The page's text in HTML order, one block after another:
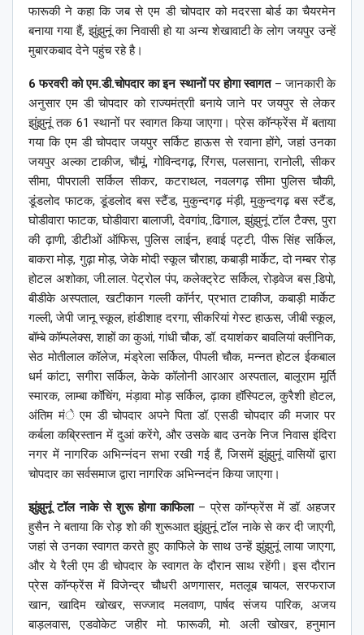
फारूकी ने कहा कि जब से एम डी चोपदार को मदरसा बोर्ड का चैयरमेन
बनाया गया हैं, झुंझुनूं का निवासी हो या अन्य शेखावाटी के लोग जयपुर उन्हें
मुबारकबाद देने पहुंच रहे है।
6 फरवरी को एम.डी.चोपदार का इन स्थानों पर होगा स्वागत– जानकारी के
अनुसार एम डी चोपदार को राज्यमंत्राी बनाये जाने पर जयपुर से लेकर
झुंझुनूं तक 61 स्थानों पर स्वागत किया जाएगा। प्रेस कॉन्फ्रेंस में बताया
गया कि एम डी चोपदार जयपुर सर्किट हाऊस से रवाना होंगे, जहां उनका
जयपुर अल्का टाकीज, चौमूं, गोविन्दगढ़, रिंगस, पलसाना, रानोली, सीकर
सीमा, पीपराली सर्किल सीकर, कटराथल, नवलगढ़ सीमा पुलिस चौकी,
डूंडलोद फाटक, डूंडलोद बस स्टैंड, मुकुन्दगढ़ मंड़ी, मुकुन्दगढ़ बस स्टैंड,
घोडीवारा फाटक, घोडीवारा बालाजी, देवगांव, ढि़गाल, झुंझुनूं टॉल टैक्स, पुरा
की ढ़ाणी, डीटीओं ऑफिस, पुलिस लाईन, हवाई पट्टी, पीरू सिंह सर्किल,
बाकरा मोड़, गुढ़ा मोड़, जेके मोदी स्कूल चौराहा, कबाड़ी मार्केट, दो नम्बर रोड़
होटल अशोका, जी.लाल. पेट्रोल पंप, कलेक्ट्रेट सर्किल, रोड़वेज बस डि़पो,
बीडीके अस्पताल, खटीकान गल्ली कॉर्नर, प्रभात टाकीज, कबाड़ी मार्केट
गल्ली, जेपी जानू स्कूल, हांडीशाह दरगा, सीकरियां गेस्ट हाऊस, जीबी स्कूल,
बॉम्बे कॉम्पलेक्स, शाहों का कुआं, गांधी चौक, डॉ. दयाशंकर बावलियां क्लीनिक,
सेठ मोतीलाल कॉलेज, मंड्रेला सर्किल, पीपली चौक, मन्नत होटल ईकबाल
धर्म कांटा, सगीरा सर्किल, केके कॉलोनी आरआर अस्पताल, बालूराम मूर्ति
स्मारक, लाम्बा कॉचिंग, मंड़ावा मोड़ सर्किल, ढ़ाका हॉस्पिटल, कुरैशी होटल,
अंतिम मंे एम डी चोपदार अपने पिता डॉ. एसडी चोपदार की मजार पर
कर्बला कब्रिस्तान में दुआं करेंगे, और उसके बाद उनके निज निवास इंदिरा
नगर में नागरिक अभिन्नंदन सभा रखी गई हैं, जिसमें झुंझुनूं वासियों द्वारा
चोपदार का सर्वसमाज द्वारा नागरिक अभिन्नदंन किया जाएगा।
झुंझुनूं टॉल नाके से शुरू होगा काफिला– प्रेस कॉन्फ्रेंस में डॉ. अहजर
हुसैन ने बताया कि रोड़ शो की शुरूआत झुंझुनूं टॉल नाके से कर दी जाएगी,
जहां से उनका स्वागत करते हुए काफिले के साथ उन्हें झुंझुनूं लाया जाएगा,
और ये रैली एम डी चोपदार के स्वागत के दौरान साथ रहेंगी। इस दौरान
प्रेस कॉन्फ्रेंस में विजेन्द्र चौधरी अणगासर, मतलूब चायल, सरफराज
खान, खादिम खोखर, सज्जाद मलवाण, पार्षद संजय पारिक, अजय
बाड़लवास, एडवोकेट जहीर मो. फारूकी, मो. अली खोखर, हनुमान